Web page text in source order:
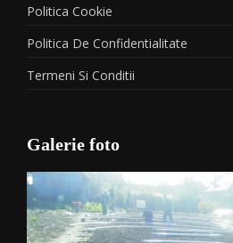
Politica Cookie
Politica De Confidentialitate
Termeni Si Conditii
Galerie foto